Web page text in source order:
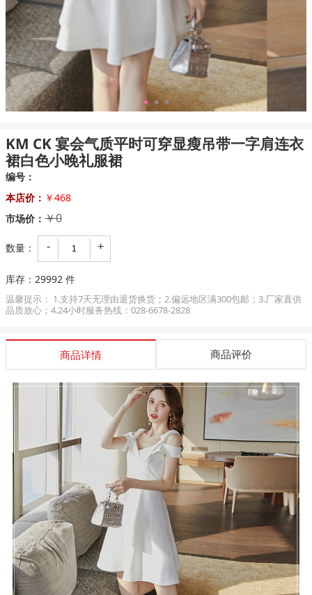
1 2 3
KM CK 宴会气质平时可穿显瘦吊带一字肩连衣
裙白色小晚礼服裙
编号：
本店价： ￥468
市场价： ￥0
数量： - +
库存： 29992 件
温馨提示： 1.支持7天无理由退货换货；2.偏远地区满300包邮；3.厂家直供
品质放心；4.24小时服务热线：028-6678-2828
商品详情 商品评价